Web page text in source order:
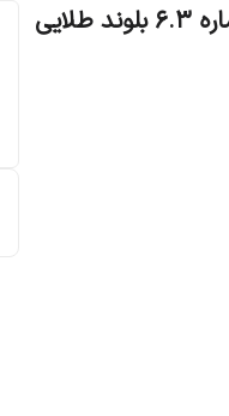
رنگ مو 100 میل میس بلیچ سری طلایی شماره 6.3 بلوند طلایی